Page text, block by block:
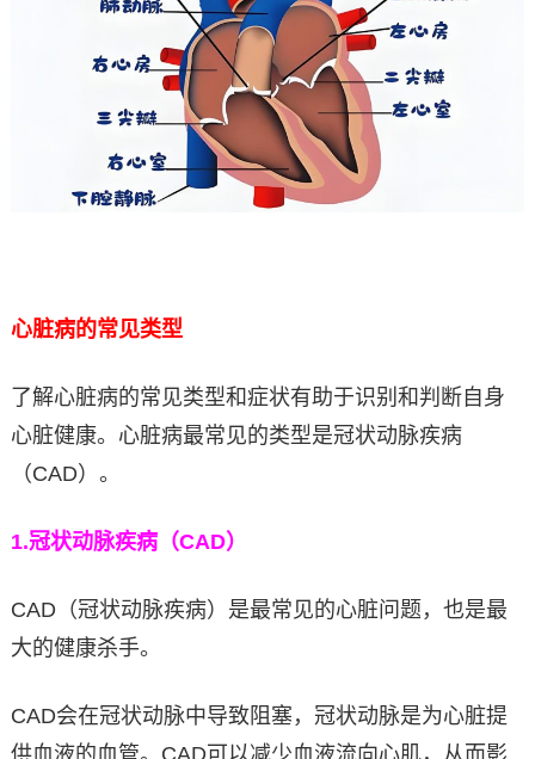
心脏病的常见类型
了解心脏病的常见类型和症状有助于识别和判断自身
心脏健康。心脏病最常见的类型是冠状动脉疾病
（CAD）。
1.冠状动脉疾病（CAD）
CAD（冠状动脉疾病）是最常见的心脏问题，也是最
大的健康杀手。
CAD会在冠状动脉中导致阻塞，冠状动脉是为心脏提